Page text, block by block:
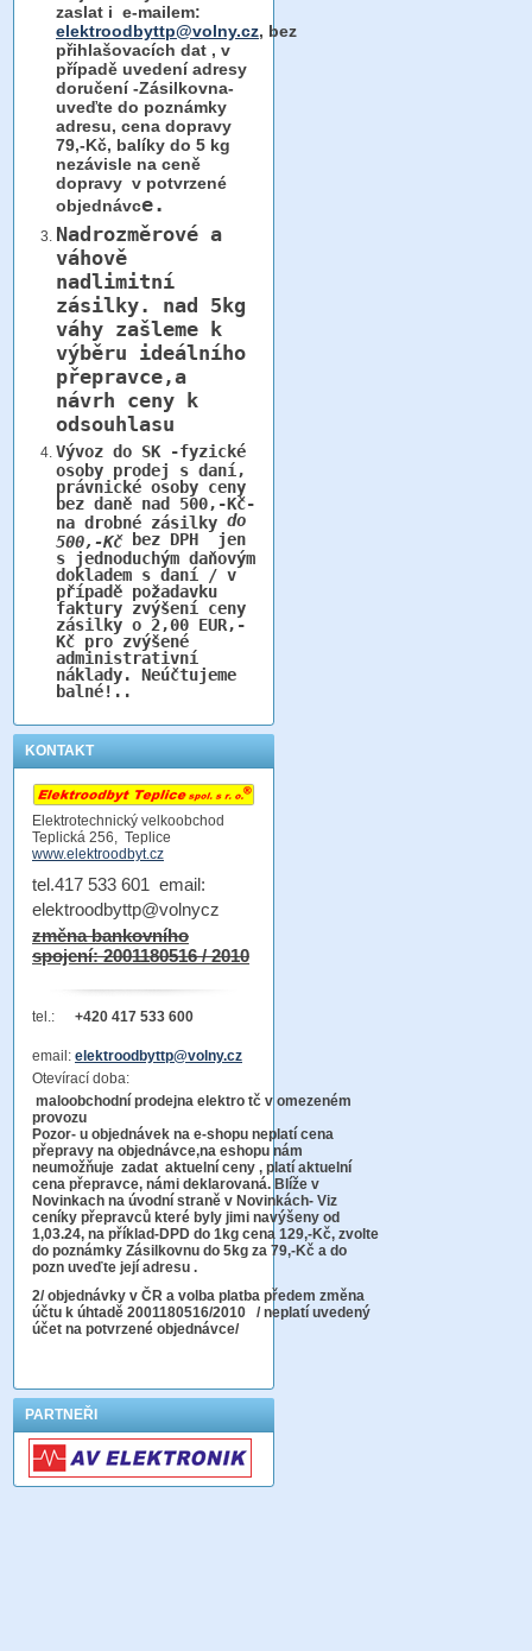
zaslat i e-mailem:
elektroodbyttp@volny.cz, bez
přihlašovacích dat , v
případě uvedení adresy
doručení -Zásilkovna-
uveďte do poznámky
adresu, cena dopravy
79,-Kč, balíky do 5 kg
nezávisle na ceně
dopravy v potvrzené
objednávce.
Nadrozměrové a
váhově
nadlimitní
zásilky. nad 5kg
váhy zašleme k
výběru ideálního
přepravce,a
návrh ceny k
odsouhlasu
Vývoz do SK -fyzické
osoby prodej s daní,
právnické osoby ceny
bez daně nad 500,-Kč-
na drobné zásilky do
500,-Kčbez DPH jen
s jednoduchým daňovým
dokladem s daní / v
případě požadavku
faktury zvýšení ceny
zásilky o 2,00 EUR,-
Kč pro zvýšené
administrativní
náklady. Neúčtujeme
balné!..
KONTAKT
Elektrotechnický velkoobchod
Teplická 256, Teplice
www.elektroodbyt.cz
tel.417 533 601 email:
elektroodbyttp@volnycz
změna bankovního
spojení: 2001180516 / 2010
tel.: +420 417 533 600
email: elektroodbyttp@volny.cz
Otevírací doba:
maloobchodní prodejna elektro tč v omezeném
provozu
Pozor- u objednávek na e-shopu neplatí cena
přepravy na objednávce,na eshopu nám
neumožňuje zadat aktuelní ceny , platí aktuelní
cena přepravce, námi deklarovaná. Blíže v
Novinkach na úvodní straně v Novinkách- Viz
ceníky přepravců které byly jimi navýšeny od
1,03.24, na příklad-DPD do 1kg cena 129,-Kč, zvolte
do poznámky Zásilkovnu do 5kg za 79,-Kč a do
pozn uveďte její adresu .
2/ objednávky v ČR a volba platba předem změna
účtu k úhtadě 2001180516/2010 / neplatí uvedený
účet na potvrzené objednávce/
PARTNEŘI